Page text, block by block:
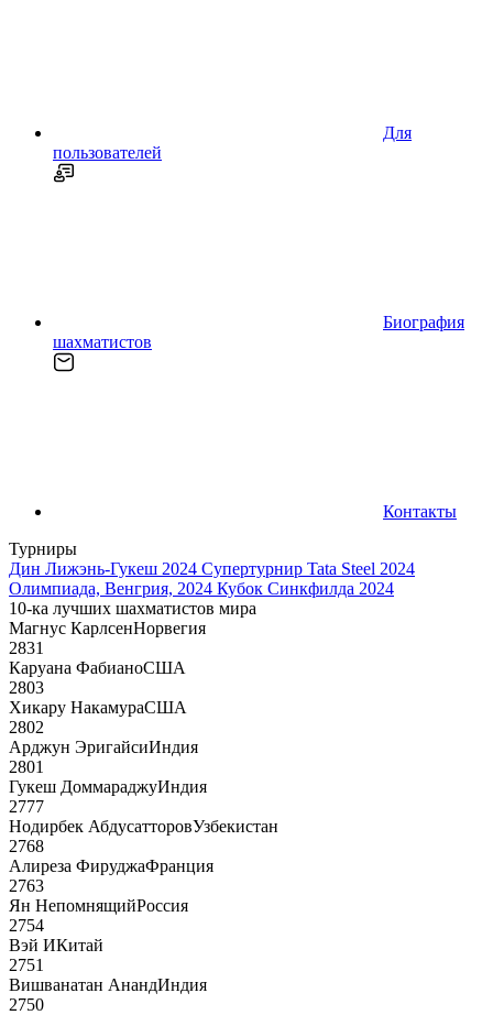
Для
пользователей
Биография
шахматистов
Контакты
Турниры
Дин Лижэнь-Гукеш 2024 Супертурнир Tata Steel 2024
Олимпиада, Венгрия, 2024 Кубок Синкфилда 2024
10-ка лучших шахматистов мира
Магнус КарлсенНорвегия
2831
Каруана ФабианоСША
2803
Хикару НакамураСША
2802
Арджун ЭригайсиИндия
2801
Гукеш ДоммараджуИндия
2777
Нодирбек АбдусатторовУзбекистан
2768
Алиреза ФируджаФранция
2763
Ян НепомнящийРоссия
2754
Вэй ИКитай
2751
Вишванатан АнандИндия
2750